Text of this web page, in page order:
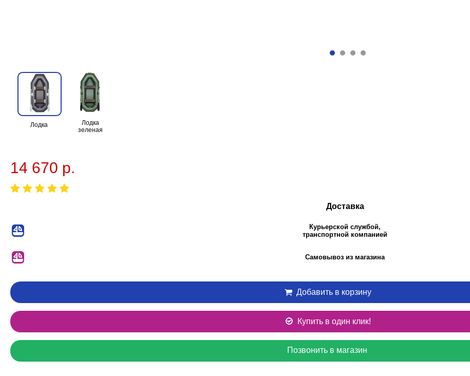
Лодка
Лодка
зеленая
14 670 р.
Доставка
Курьерской службой,
транспортной компанией
Самовывоз из магазина
Добавить в корзину
Купить в один клик!
Позвонить в магазин